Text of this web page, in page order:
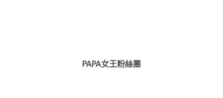
PAPA女王粉絲團